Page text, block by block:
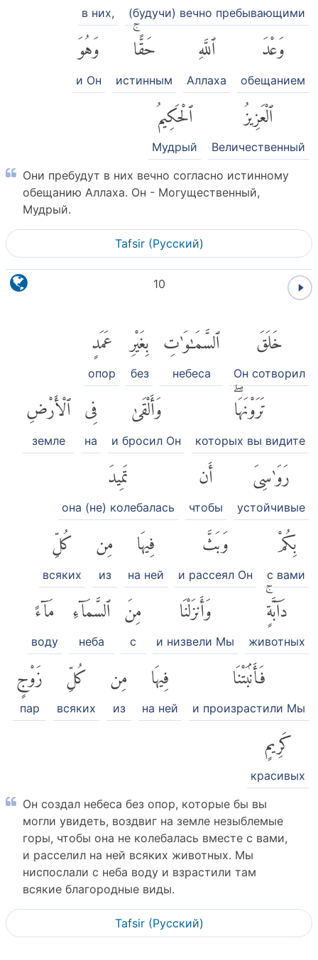
(будучи) вечно пребывающими
в них,
وَعْدَ
обещанием
ٱللَّهِ
Аллаха
حَقًّاۚ
истинным
وَهُوَ
и Он
ٱلْعَزِيزُ
Величественный
ٱلْحَكِيمُ
Мудрый
Они пребудут в них вечно согласно истинному
обещанию Аллаха. Он - Могущественный,
Мудрый.
Tafsir (Pусский)
10
خَلَقَ
Он сотворил
ٱلسَّمَٰوَٰتِ
небеса
بِغَيْرِ
без
عَمَدٍ
опор
تَرَوْنَهَاۖ
которых вы видите
وَأَلْقَىٰ
и бросил Он
فِى
на
ٱلْأَرْضِ
земле
رَوَٰسِىَ
устойчивые
أَن
чтобы
تَمِيدَ
она (не) колебалась
بِكُمْ
с вами
وَبَثَّ
и рассеял Он
فِيهَا
на ней
مِن
из
كُلِّ
всяких
دَآبَّةٍۚ
животных
وَأَنزَلْنَا
и низвели Мы
مِنَ
с
ٱلسَّمَآءِ
неба
مَآءً
воду
فَأَنۢبَتْنَا
и произрастили Мы
فِيهَا
на ней
مِن
из
كُلِّ
всяких
زَوْجٍ
пар
كَرِيمٍ
красивых
Он создал небеса без опор, которые бы вы
могли увидеть, воздвиг на земле незыблемые
горы, чтобы она не колебалась вместе с вами,
и расселил на ней всяких животных. Мы
ниспослали с неба воду и взрастили там
всякие благородные виды.
Tafsir (Pусский)